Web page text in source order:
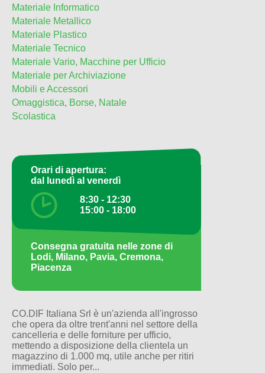
Materiale Informatico
Materiale Metallico
Materiale Plastico
Materiale Tecnico
Materiale Vario, Macchine per Ufficio
Materiale per Archiviazione
Mobili e Accessori
Omaggistica, Borse, Natale
Scolastica
Orari di apertura:
dal lunedì al venerdì
8:30 - 12:30
15:00 - 18:00
Consegna gratuita nelle zone di
Lodi, Milano, Pavia, Cremona,
Piacenza
CO.DIF Italiana Srl è un'azienda all'ingrosso
che opera da oltre trent'anni nel settore della
cancelleria e delle forniture per ufficio,
mettendo a disposizione della clientela un
magazzino di 1.000 mq, utile anche per ritiri
immediati. Solo per...